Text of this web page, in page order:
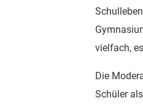
vielfach,
Die
Schüler